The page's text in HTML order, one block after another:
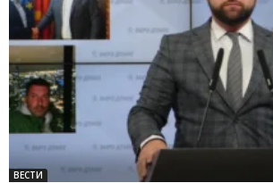
ВЕСТИ